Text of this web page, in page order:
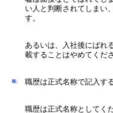
い人と判断されてしまい
す。
あるいは、入社後にばれ
載することはやめてくだ
職歴は正式名称で記入す
職歴は正式名称としてく